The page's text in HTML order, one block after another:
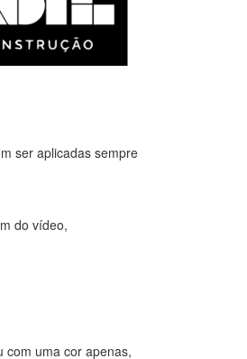
ser aplicadas sempre
do vídeo,
com uma cor apenas,